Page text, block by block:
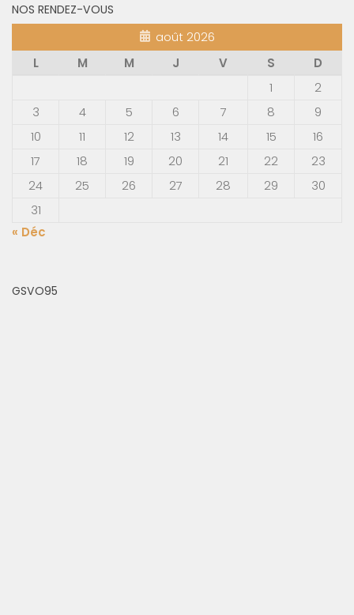
NOS RENDEZ-VOUS
août 2026
L
M M J V S
D
1
2
3
4 5 6 7 8
9
10
11 12 13 14 15
16
17
18 19 20 21 22
23
24
25 26 27 28 29
30
31
« Déc
GSVO95